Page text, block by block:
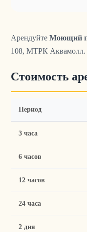
Арендуйте Моющий
108, МТРК Аквамолл.
Стоимость
Период
3 часа
6 часов
12 часов
24 часа
2 дня